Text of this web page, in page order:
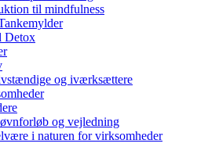
til mindfulness
Detox
og iværksættere
og vejledning
i naturen for virksomheder